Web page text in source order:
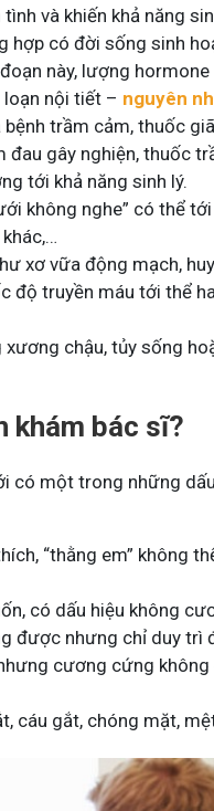
và khiến khả năng
có đời sống sinh
này, lượng
nội tiết – nguyên
trầm cảm, thuốc
gây nghiện, thuốc
tới khả năng sinh lý.
không nghe” có thể
xơ vữa động mạch,
độ truyền máu tới thể
chậu, tủy sống
khám bác sĩ?
có một trong những
“thằng em” không
có dấu hiệu không
được nhưng chỉ duy
cương cứng không
cáu gắt, chóng mặt,